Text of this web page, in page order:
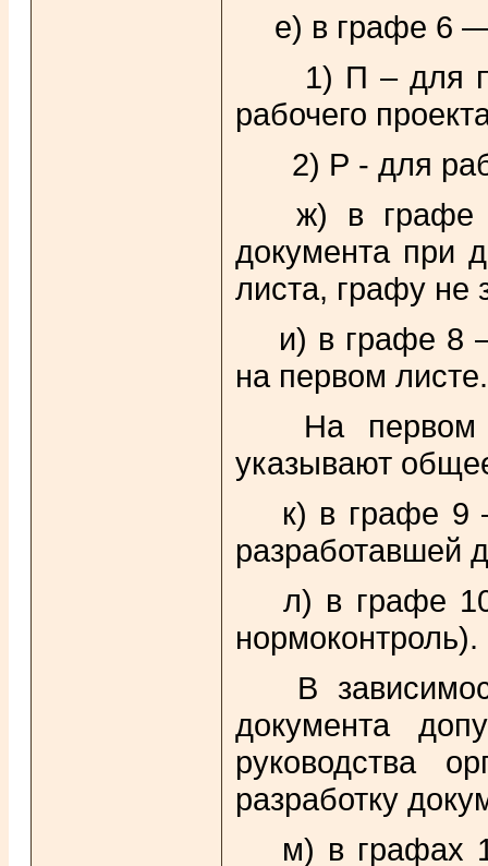
е) в графе 6
1) П – для
рабочего
2) Р - для
ж) в графе 7
документа при
листа, графу не
и) в графе 8
на первом листе.
На первом
указывают
к) в графе 9
разработавшей
л) в графе
нормоконтроль).
В
документа
руководства
разработку
м) в графах